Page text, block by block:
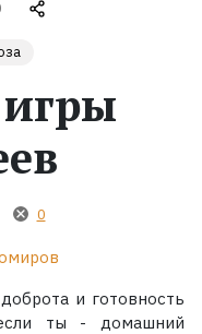
0
и готовность
ты - домашний